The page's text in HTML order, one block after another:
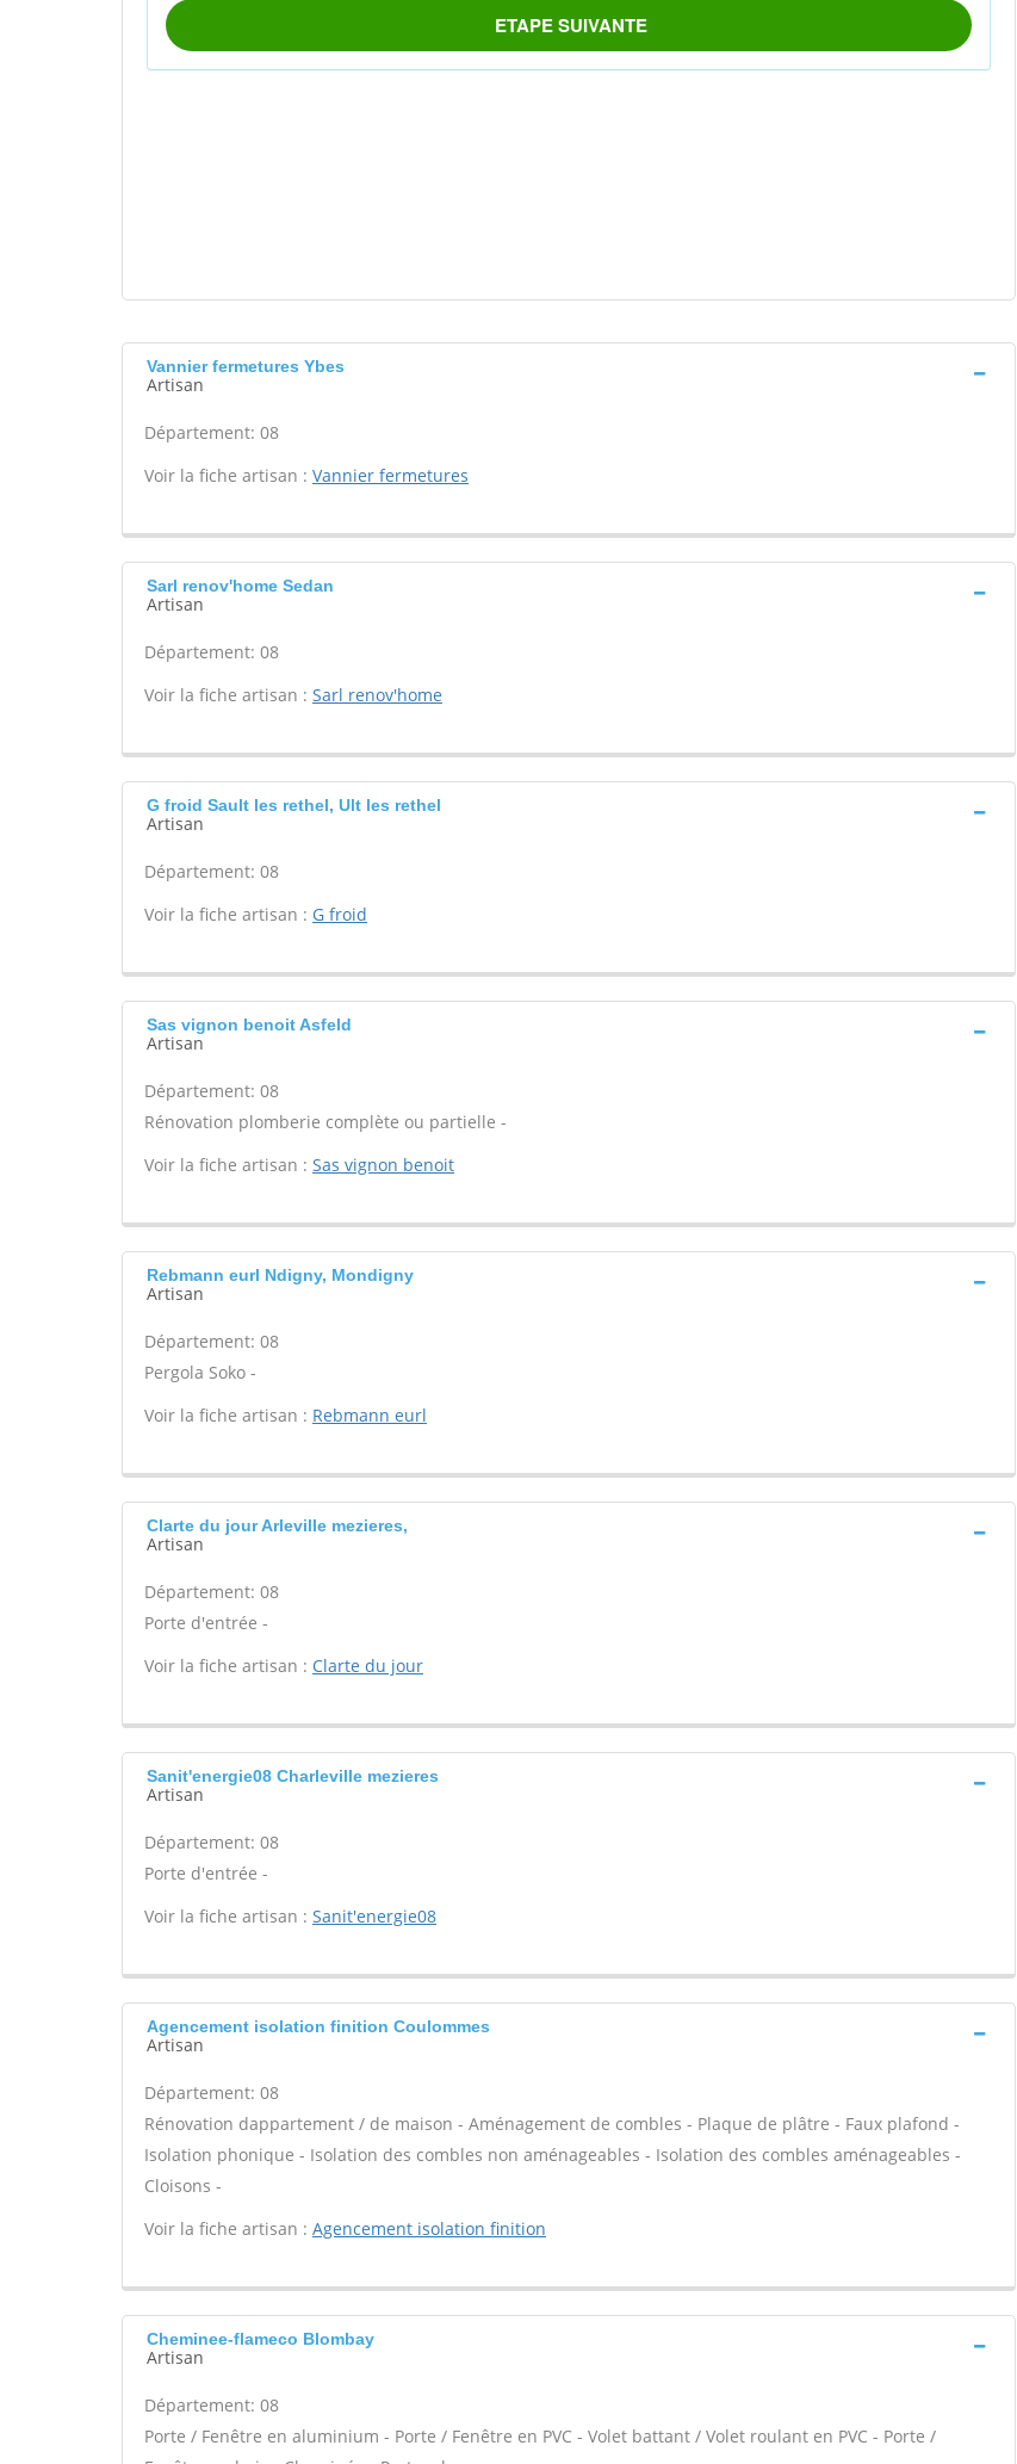
Vannier fermetures Ybes
Artisan
Département: 08
Voir la fiche artisan : Vannier fermetures
Sarl renov'home Sedan
Artisan
Département: 08
Voir la fiche artisan : Sarl renov'home
G froid Sault les rethel, Ult les rethel
Artisan
Département: 08
Voir la fiche artisan : G froid
Sas vignon benoit Asfeld
Artisan
Département: 08
Rénovation plomberie complète ou partielle -
Voir la fiche artisan : Sas vignon benoit
Rebmann eurl Ndigny, Mondigny
Artisan
Département: 08
Pergola Soko -
Voir la fiche artisan : Rebmann eurl
Clarte du jour Arleville mezieres,
Artisan
Département: 08
Porte d'entrée -
Voir la fiche artisan : Clarte du jour
Sanit'energie08 Charleville mezieres
Artisan
Département: 08
Porte d'entrée -
Voir la fiche artisan : Sanit'energie08
Agencement isolation finition Coulommes
Artisan
Département: 08
Rénovation dappartement / de maison - Aménagement de combles - Plaque de plâtre - Faux plafond -
Isolation phonique - Isolation des combles non aménageables - Isolation des combles aménageables -
Cloisons -
Voir la fiche artisan : Agencement isolation finition
Cheminee-flameco Blombay
Artisan
Département: 08
Porte / Fenêtre en aluminium - Porte / Fenêtre en PVC - Volet battant / Volet roulant en PVC - Porte /